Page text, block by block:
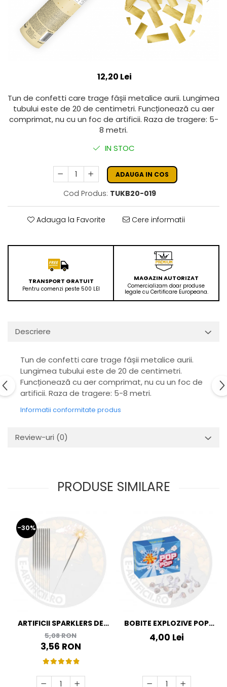
12,20 Lei
Tun de confetti care trage fâșii metalice aurii. Lungimea
tubului este de 20 de centimetri. Funcționează cu aer
comprimat, nu cu un foc de artificii. Raza de tragere: 5-
8 metri.
IN STOC
ADAUGA IN COS
Cod Produs: TUKB20-019
Adauga la Favorite Cere informatii
TRANSPORT GRATUIT
Pentru comenzi peste 500 LEI
MAGAZIN AUTORIZAT
Comercializam doar produse
legale cu Certificare Europeana.
Descriere
Tun de confetti care trage fâșii metalice aurii.
Lungimea tubului este de 20 de centimetri.
Funcționează cu aer comprimat, nu cu un foc de
artificii. Raza de tragere: 5-8 metri.
Informatii conformitate produs
Review-uri (0)
PRODUSE SIMILARE
-30%
ARTIFICII SPARKLERS DE
MANA - STELUTE DE BRAD
16 CM - SET 10 BUC
5,08 RON
3,56 RON
BOBITE EXPLOZIVE POP
POP
4,00 Lei